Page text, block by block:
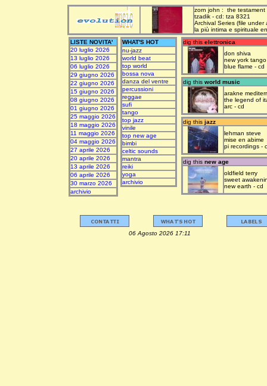
zorn john : the testament
tzadik - cd: tza 8321
Archival Series (file under
la più intima e spirituale
LISTE NOVITA'
20 luglio 2026
13 luglio 2026
06 luglio 2026
29 giugno 2026
22 giugno 2026
15 giugno 2026
08 giugno 2026
01 giugno 2026
25 maggio 2026
18 maggio 2026
11 maggio 2026
04 maggio 2026
27 aprile 2026
20 aprile 2026
13 aprile 2026
06 aprile 2026
30 marzo 2026
archivio
WHAT'S HOT
nu-jazz
world beat
top world
bossa nova
danza del ventre
percussioni
reggae
sufi
tango
top jazz
vinile
top new age
bimbi
celtic sounds
mantra
reiki
yoga
archivio
dig this elettronica
don shiva
new york tango
blue flame - cd
dig this world music
arakne
the legend of
arc - cd
dig this jazz
lehman steve
mise en abime
pi recordings -
dig this new age
oldfield terry
sweet
new earth - cd
06 Agosto 2026 17:11